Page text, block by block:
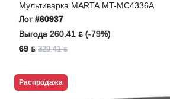
Мультиварка MARTA MT-MC4336A
Лот#60937
Выгода 260.41 ƃ (-79%)
69 ƃ 329.41 ƃ
Распродажа